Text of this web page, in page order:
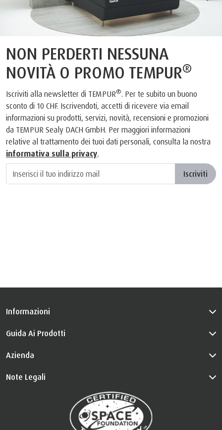
NON PERDERTI NESSUNA
NOVITÀ O PROMO TEMPUR®
Iscriviti alla newsletter di TEMPUR®. Per te subito un buono
sconto di 10 CHF. Iscrivendoti, accetti di ricevere via email
informazioni su prodotti, servizi, novità, recensioni e promozioni
da TEMPUR Sealy DACH GmbH. Per maggiori informazioni
relative al trattamento dei tuoi dati personali, consulta la nostra
informativa sulla privacy.
Iscriviti
Informazioni
Guida Ai Prodotti
Azienda
Note Legali